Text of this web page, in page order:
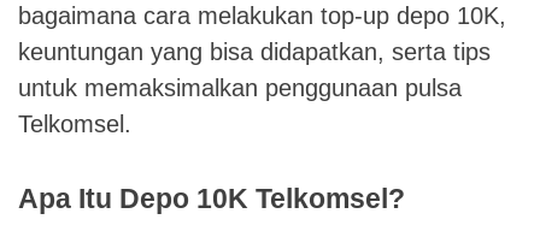
bagaimana cara melakukan top-up depo 10K,
keuntungan yang bisa didapatkan, serta tips
untuk memaksimalkan penggunaan pulsa
Telkomsel.
Apa Itu Depo 10K Telkomsel?